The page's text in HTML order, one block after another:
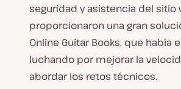
seguridad y asistencia del sitio
proporcionaron una gran
Online Guitar Books, que había
luchando por mejorar la
abordar los retos técnicos.